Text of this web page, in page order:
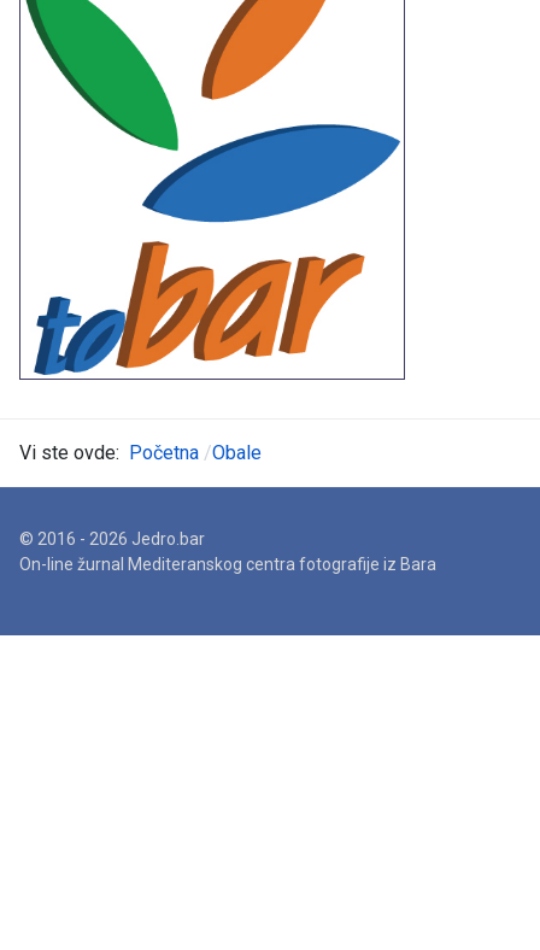
Vi ste ovde: Početna Obale
© 2016 - 2026 Jedro.bar
On-line žurnal Mediteranskog centra fotografije iz Bara